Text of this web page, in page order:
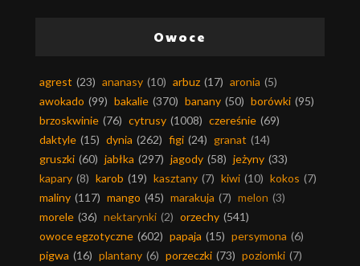
Owoce
agrest (23) ananasy (10) arbuz (17) aronia (5)
awokado (99) bakalie (370) banany (50) borówki (95)
brzoskwinie (76) cytrusy (1008) czereśnie (69)
daktyle (15) dynia (262) figi (24) granat (14)
gruszki (60) jabłka (297) jagody (58) jeżyny (33)
kapary (8) karob (19) kasztany (7) kiwi (10) kokos (7)
maliny (117) mango (45) marakuja (7) melon (3)
morele (36) nektarynki (2) orzechy (541)
owoce egzotyczne (602) papaja (15) persymona (6)
pigwa (16) plantany (6) porzeczki (73) poziomki (7)